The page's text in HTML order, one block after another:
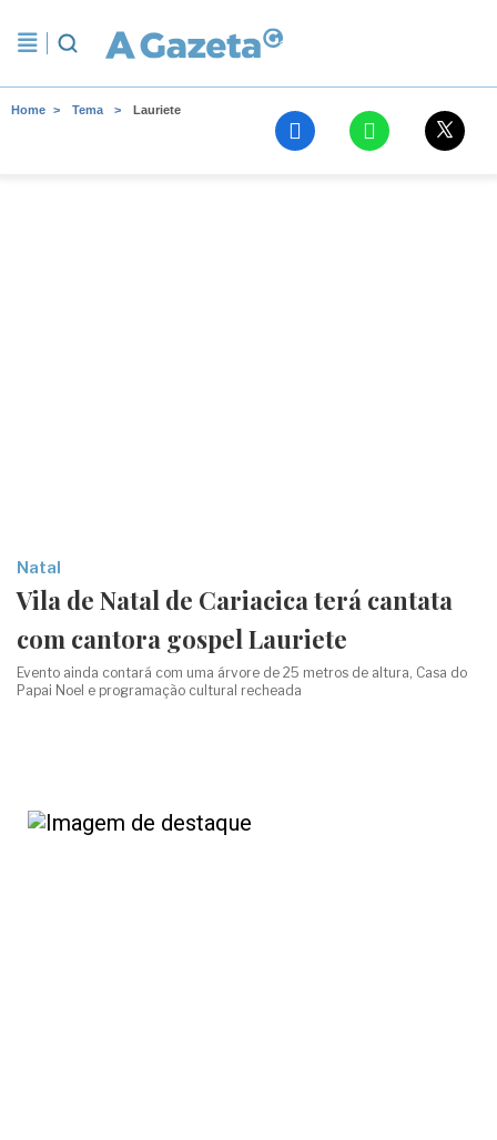
Home Tema Lauriete
Natal
Vila de Natal de Cariacica terá cantata
com cantora gospel Lauriete
Evento ainda contará com uma árvore de 25 metros de altura, Casa do
Papai Noel e programação cultural recheada